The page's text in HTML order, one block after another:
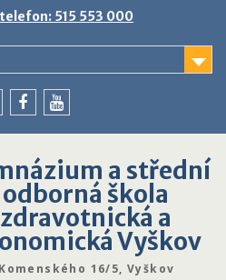
515 553 000
a střední
odborná škola
zdravotnická a
Vyškov
Komenského 16/5, Vyškov